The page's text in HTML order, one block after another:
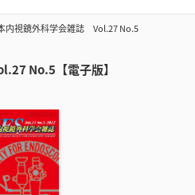
内視鏡外科学会雑誌 Vol.27 No.5
No.5【電子版】